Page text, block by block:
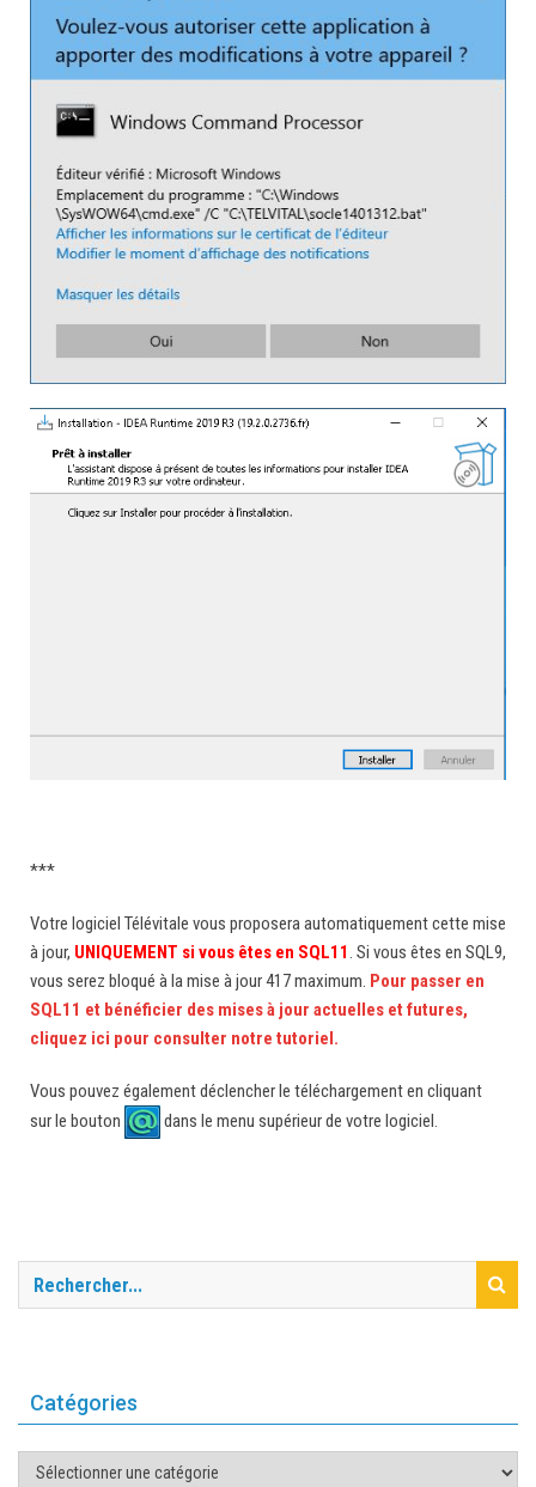
***
Votre logiciel Télévitale vous proposera automatiquement cette mise
à jour, UNIQUEMENT si vous êtes en SQL11 . Si vous êtes en SQL9,
vous serez bloqué à la mise à jour 417 maximum. Pour passer en
SQL11 et bénéficier des mises à jour actuelles et futures,
cliquez ici pour consulter notre tutoriel.
Vous pouvez également déclencher le téléchargement en cliquant
sur le bouton
dans le menu supérieur de votre logiciel.
Catégories
Catégories